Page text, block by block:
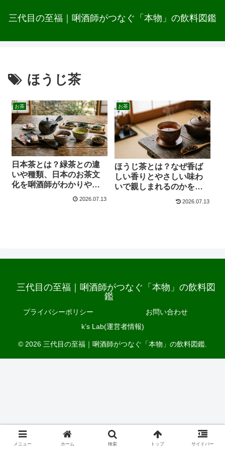
三代目の至福｜唎酒師がつなぐ「本物」の飲料図鑑
ほうじ茶
お茶
日本茶とは？緑茶との違
いや種類、日本のお茶文
化を唎酒師がわかりやす
2026.07.13
お茶
ほうじ茶とは？なぜ香ば
しい香りとやさしい味わ
いで親しまれるのかを唎
2026.07.13
三代目の至福｜唎酒師がつなぐ「本物」の飲料図
鑑
プライバシーポリシー
お問い合わせ
k’s Lab(運営者情報)
© 2026 三代目の至福｜唎酒師がつなぐ「本物」の飲料図鑑.
メニュー ホーム 検索 トップ サイドバー